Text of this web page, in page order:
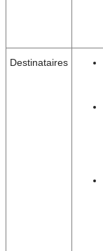
Destinataires